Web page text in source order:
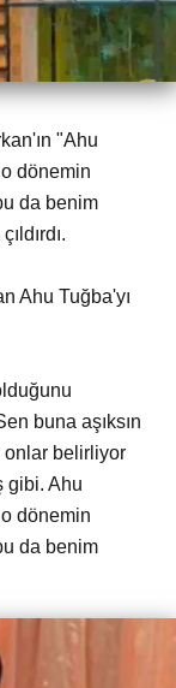
"Ahu
dönemin
da benim
Ahu Tuğba'yı
buna aşıksın
onlar belirliyor
gibi. Ahu
dönemin
da benim